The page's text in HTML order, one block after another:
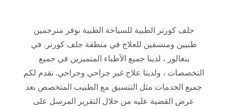
جلف كورنر الطبية للسياحة الطبية نوفر مترجمين
طبيين ومنسقين للعلاج في منطقة جلف كورنر. في
بنغالور ، لدينا جميع الأطباء المتميزين في جميع
التخصصات ، ولدينا علاج غير جراحي وجراحي. نقدم لكم
جميع الخدمات مثل التنسيق مع الطبيب المتخصص بعد
عرض القضية عليه من خلال التقرير المرسل على